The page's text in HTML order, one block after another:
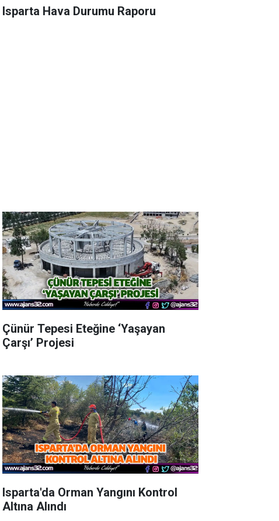
Isparta Hava Durumu Raporu
Çünür Tepesi Eteğine ‘Yaşayan
Çarşı’ Projesi
Isparta'da Orman Yangını Kontrol
Altına Alındı